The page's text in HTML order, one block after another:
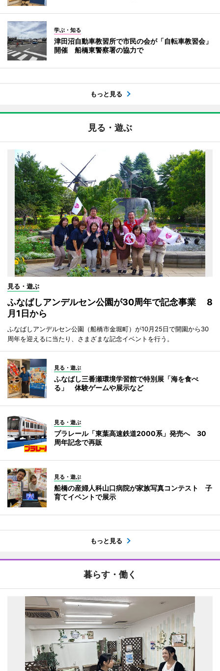
学ぶ・知る
津田沼自動車教習所で市民の会が「自転車教習会」
開催 船橋東警察署の協力で
もっと見る
見る・遊ぶ
見る・遊ぶ
ふなばしアンデルセン公園が30周年で記念事業 8
月1日から
ふなばしアンデルセン公園（船橋市金堀町）が10月25日で開園から30
周年を迎えるに当たり、さまざまな記念イベントを行う。
見る・遊ぶ
ふなばし三番瀬環境学習館で特別展「海を食べ
る」 体験ゲームや展示など
見る・遊ぶ
プラレール「東葉高速鉄道2000系」発売へ 30
周年記念で再販
見る・遊ぶ
船橋の産婦人科山口病院が家族写真コンテスト 子
育てイベントで展示
もっと見る
暮らす・働く